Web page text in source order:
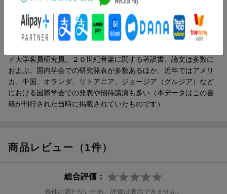
沼野雄司（ヌマノユウジ）
１９６５年東京生。東京藝術大学大学院博士後期課程修了。博士
（音楽学）。東京音楽大学助教授を経て、桐朋学園大学教授、お
ド大学客員研究員。２０世紀音楽に関する著訳書、論文は多数に
およぶ。国内学会での研究発表が多数あるほか、近年ではアメリ
カ、中国、オランダ、リトアニア、ジョージア（グルジア）など
における国際学会での発表や招待講演も多い（本データはこの書
籍が刊行された当時に掲載されていたものです）
商品レビュー（1件）
総合評価：
条件に満たないため、評価は表示できません。